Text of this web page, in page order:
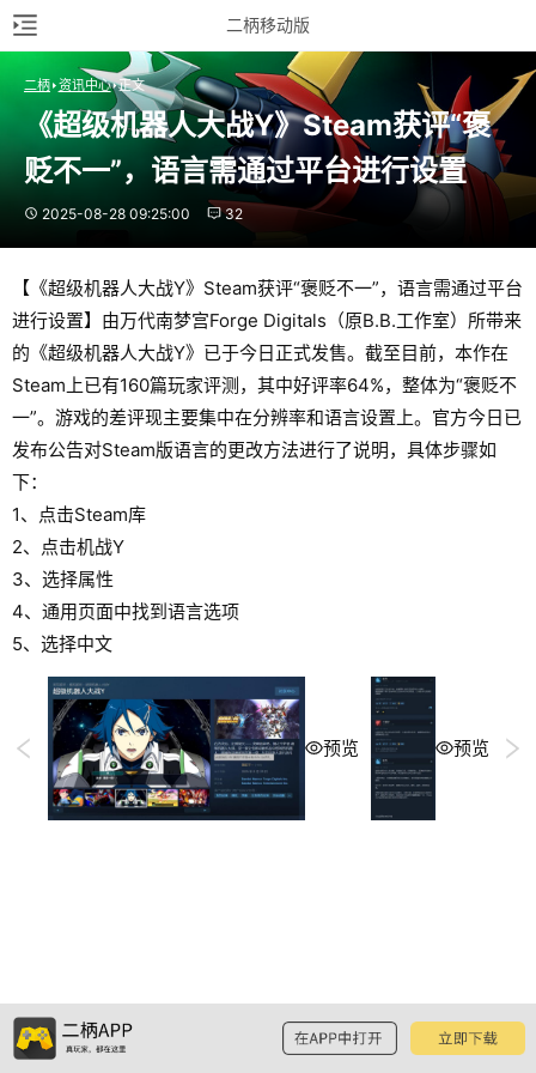
二柄移动版
二柄 资讯中心 正文
《超级机器人大战Y》Steam获评“褒
贬不一”，语言需通过平台进行设置
2025-08-28 09:25:00 32
【《超级机器人大战Y》Steam获评“褒贬不一”，语言需通过平台
进行设置】由万代南梦宫Forge Digitals（原B.B.工作室）所带来
的《超级机器人大战Y》已于今日正式发售。截至目前，本作在
Steam上已有160篇玩家评测，其中好评率64%，整体为“褒贬不
一”。游戏的差评现主要集中在分辨率和语言设置上。官方今日已
发布公告对Steam版语言的更改方法进行了说明，具体步骤如
下：
1、点击Steam库
2、点击机战Y
3、选择属性
4、通用页面中找到语言选项
5、选择中文
预览 预览